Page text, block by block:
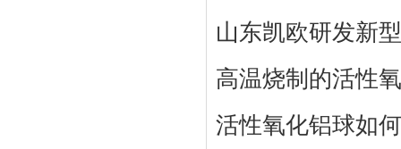
山东凯欧研发新
高温烧制的活性
活性氧化铝球如